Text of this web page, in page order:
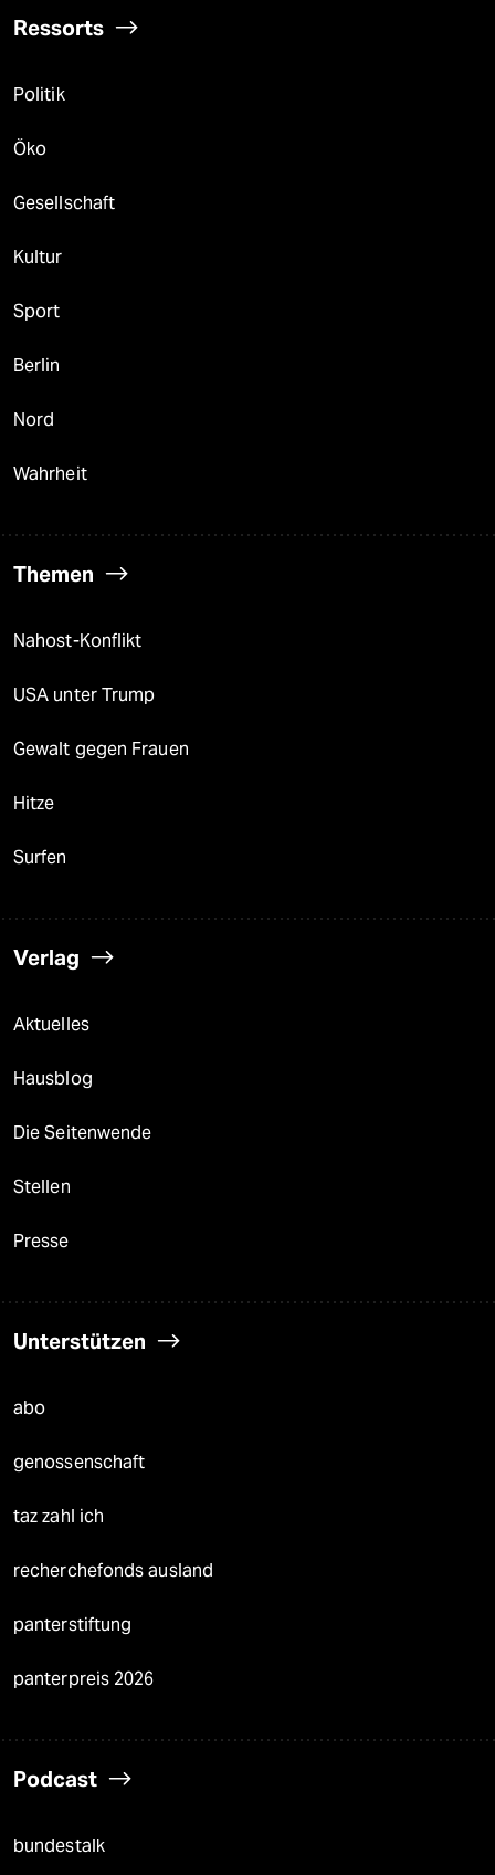
Ressorts
Politik
Öko
Gesellschaft
Kultur
Sport
Berlin
Nord
Wahrheit
Themen
Nahost-Konflikt
USA unter Trump
Gewalt gegen Frauen
Hitze
Surfen
Verlag
Aktuelles
Hausblog
Die Seitenwende
Stellen
Presse
Unterstützen
abo
genossenschaft
taz zahl ich
recherchefonds ausland
panterstiftung
panterpreis 2026
Podcast
bundestalk